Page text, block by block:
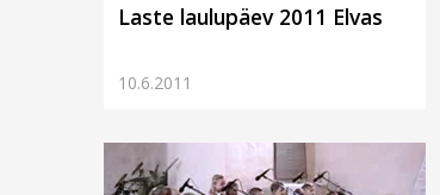
Laste laulupäev 2011 Elvas
10.6.2011